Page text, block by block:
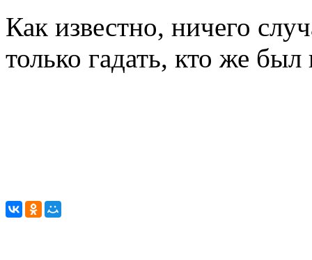
Как известно, ничего
только гадать, кто же